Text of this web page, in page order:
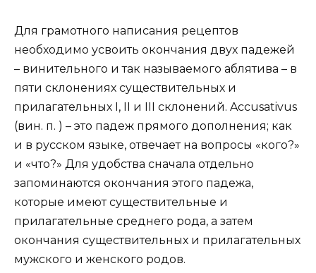
Для грамотного написания рецептов
необходимо усвоить окончания двух падежей
– винительного и так называемого аблятива – в
пяти склонениях существительных и
прилагательных I, II и III склонений. Accusativus
(вин. п. ) – это падеж прямого дополнения; как
и в русском языке, отвечает на вопросы «кого?»
и «что?» Для удобства сначала отдельно
запоминаются окончания этого падежа,
которые имеют существительные и
прилагательные среднего рода, а затем
окончания существительных и прилагательных
мужского и женского родов.